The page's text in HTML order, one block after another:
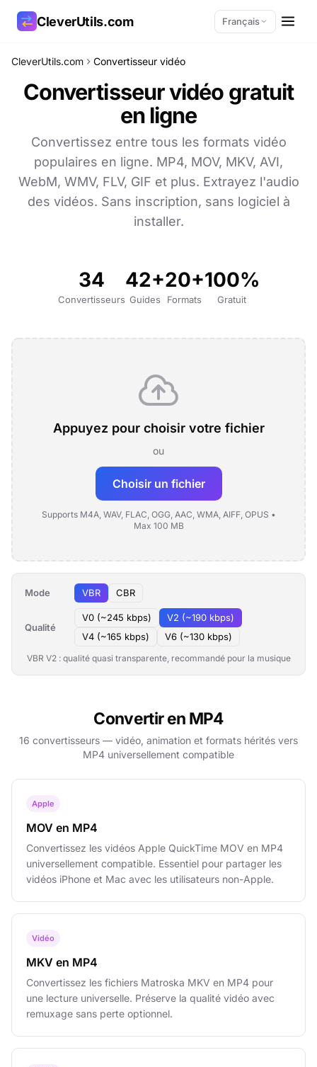
CleverUtils.com Français
CleverUtils.com Convertisseur vidéo
Convertisseur vidéo gratuit
en ligne
Convertissez entre tous les formats vidéo
populaires en ligne. MP4, MOV, MKV, AVI,
WebM, WMV, FLV, GIF et plus. Extrayez l'audio
des vidéos. Sans inscription, sans logiciel à
installer.
34
Convertisseurs
42+
Guides
20+
Formats
100%
Gratuit
Appuyez pour choisir votre fichier
ou
Choisir un fichier
Supports M4A, WAV, FLAC, OGG, AAC, WMA, AIFF, OPUS •
Max 100 MB
Mode VBR CBR
Qualité
V0 (~245 kbps)
V2 (~190 kbps)
V4 (~165 kbps)
V6 (~130 kbps)
VBR V2 : qualité quasi transparente, recommandé pour la musique
Convertir en MP4
16 convertisseurs — vidéo, animation et formats hérités vers
MP4 universellement compatible
Apple
MOV en MP4
Convertissez les vidéos Apple QuickTime MOV en MP4
universellement compatible. Essentiel pour partager les
vidéos iPhone et Mac avec les utilisateurs non-Apple.
Vidéo
MKV en MP4
Convertissez les fichiers Matroska MKV en MP4 pour
une lecture universelle. Préserve la qualité vidéo avec
remuxage sans perte optionnel.
Copier le lien